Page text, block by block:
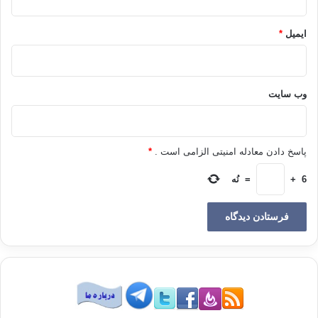
هر کسی گمان برد که دین اسلام پس از آنکه خداوند آن را کامل گردانید و به
کند، در این دین و در کمال و تمامیّت آن شک و تردید به وجود خواهد آمد. حال
آنکه دین و آیین ما به صورت تمام و کمال در اختیار ما گذاشته شده است و
نیازمند سفارش های دیگری نیست. در اثنای این وصیّت دلیل بر دروغگویی و
می ترساند که اگر کسی بدان دست یابد و آن را منتشر ننماید، دچار مصیبت
هی سختی خواهد شد؛ از جمله فرزندانش می میرند، و دارایی اش را از
دست می دهد که چنین چیزی را هیچ کس نگفته است و حتی در قرآن و سنت
که هر کس قرآن یا صحیح بخاری را بخواند باید بلافاصله آن را نوشته و انتشار
دهد؛ در غیر این صورت به مصیبت گرفتار خواهد شد. دیگر چه رسد به این
جعلی و ساختگی آمده است که برای مثال فلانی در فلان کشور این وصیّت
نامه را منتشر ساخت و به ده هزار روپیه دست یافت تمامی این ها در جهت
ایمیل *
وب‌ سایت
پاسخ دادن معادله امنیتی الزامی است . *
6
+
= نُه